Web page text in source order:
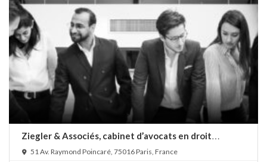
Ziegler & Associés, cabinet d’avocats en droit
bancaire, cryptomonnaie et escroqueries financières
51 Av. Raymond Poincaré, 75016 Paris, France